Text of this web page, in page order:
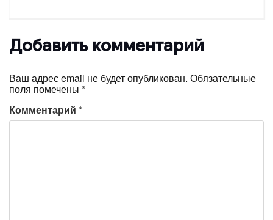
Добавить комментарий
Ваш адрес email не будет опубликован. Обязательные
поля помечены *
Комментарий *